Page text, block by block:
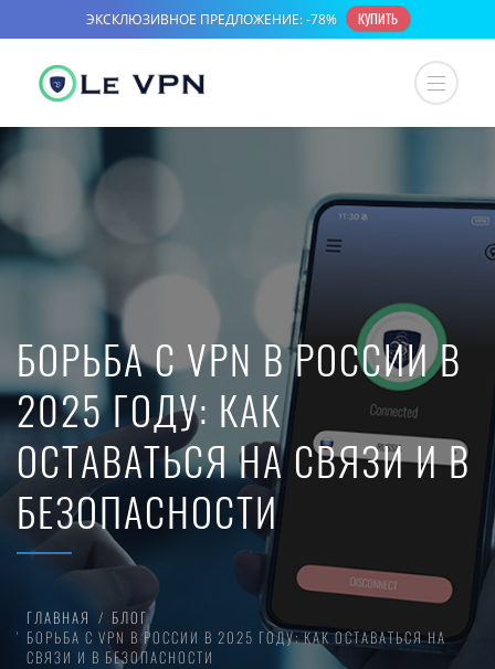
БОРЬБА С VPN В РОССИИ В
2025 ГОДУ: КАК
ОСТАВАТЬСЯ НА СВЯЗИ И В
БЕЗОПАСНОСТИ
ГЛАВНАЯ
БЛОГ
БОРЬБА С VPN В РОССИИ В 2025 ГОДУ: КАК ОСТАВАТЬСЯ НА
СВЯЗИ И В БЕЗОПАСНОСТИ